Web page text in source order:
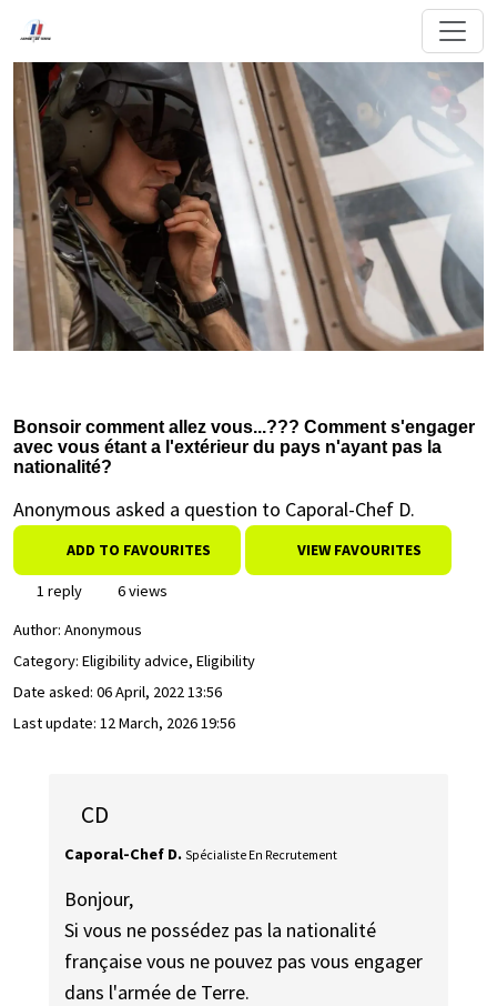
Bonsoir comment allez vous...??? Comment s'engager
avec vous étant a l'extérieur du pays n'ayant pas la
nationalité?
Anonymous asked a question to Caporal-Chef D.
ADD TO FAVOURITES VIEW FAVOURITES
1 reply
6 views
Author: Anonymous
Category: Eligibility advice, Eligibility
Date asked: 06 April, 2022 13:56
Last update: 12 March, 2026 19:56
CD
Caporal-Chef D. Spécialiste En Recrutement
Bonjour,
Si vous ne possédez pas la nationalité
française vous ne pouvez pas vous engager
dans l'armée de Terre.